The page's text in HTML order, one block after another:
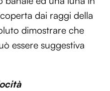
dai raggi della
dimostrare che
essere suggestiva